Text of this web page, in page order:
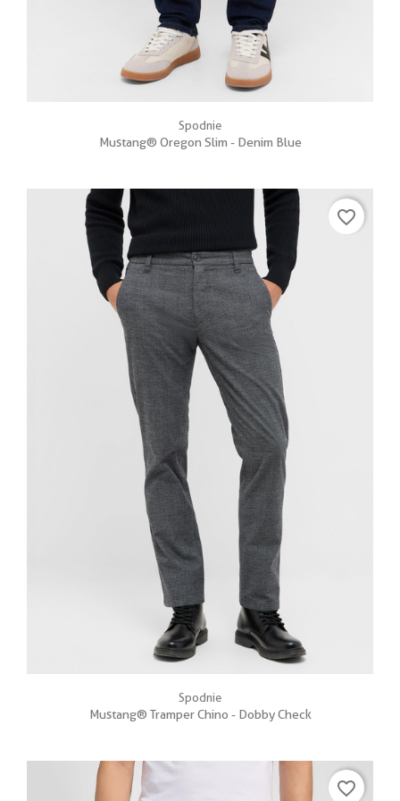
Spodnie
Mustang® Oregon Slim - Denim Blue
Spodnie
Mustang® Tramper Chino - Dobby Check
favorite_border
favorite_border